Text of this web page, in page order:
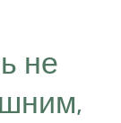
не